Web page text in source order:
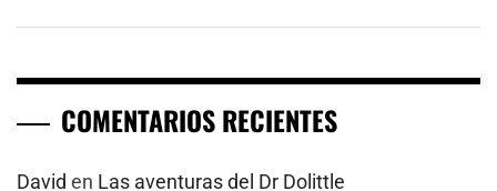
COMENTARIOS RECIENTES
David en Las aventuras del Dr Dolittle